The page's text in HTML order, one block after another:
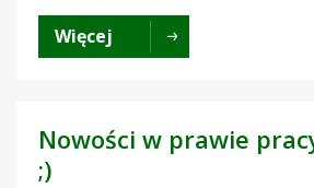
Więcej
Nowości w prawie
;)